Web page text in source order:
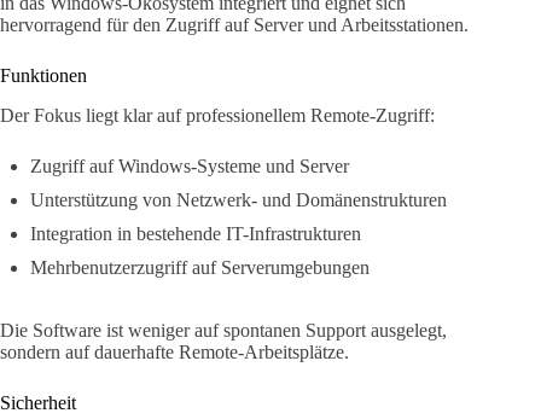
hervorragend für den Zugriff auf Server und Arbeitsstationen.
Funktionen
Der Fokus liegt klar auf professionellem Remote-Zugriff:
Zugriff auf Windows-Systeme und Server
Unterstützung von Netzwerk- und Domänenstrukturen
Integration in bestehende IT-Infrastrukturen
Mehrbenutzerzugriff auf Serverumgebungen
Die Software ist weniger auf spontanen Support ausgelegt,
sondern auf dauerhafte Remote-Arbeitsplätze.
Sicherheit